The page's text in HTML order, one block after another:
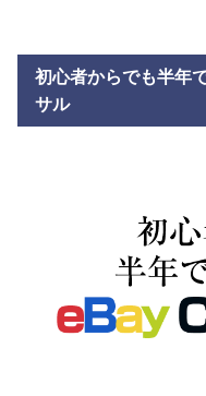
初心者からでも半年
サル